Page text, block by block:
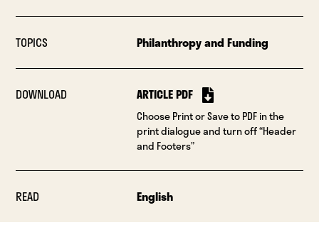
TOPICS Philanthropy and Funding
DOWNLOAD ARTICLE PDF
Choose Print or Save to PDF in the
print dialogue and turn off “Header
and Footers”
READ English